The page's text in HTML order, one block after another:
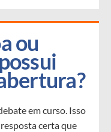
ou
em curso. Isso
certa que